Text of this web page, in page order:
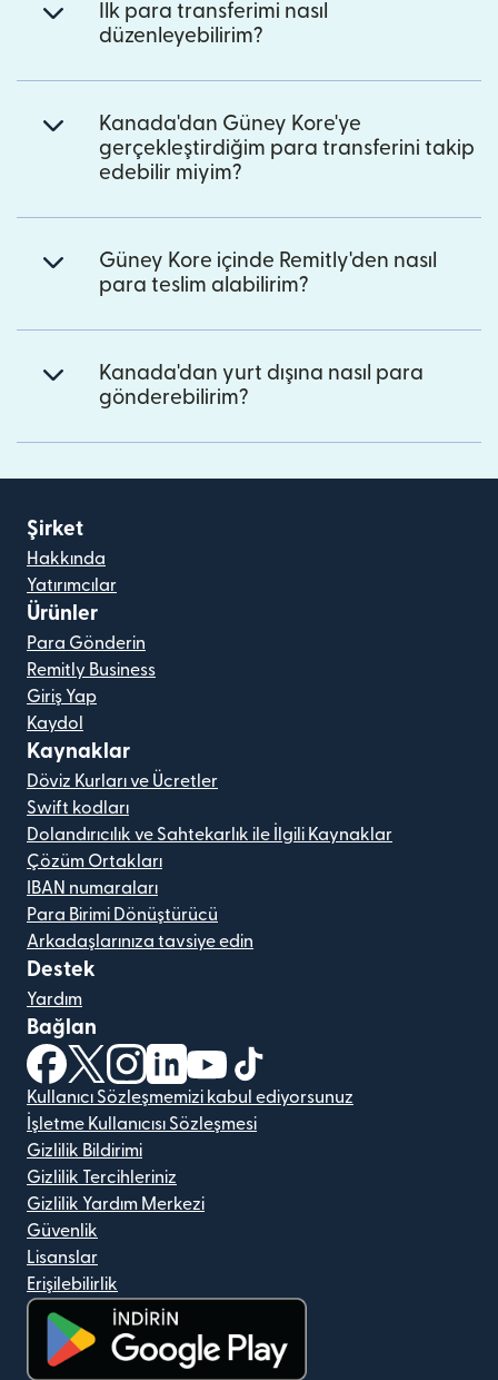
İlk para transferimi nasıl
düzenleyebilirim?
Kanada'dan Güney Kore'ye
gerçekleştirdiğim para transferini takip
edebilir miyim?
Güney Kore içinde Remitly'den nasıl
para teslim alabilirim?
Kanada'dan yurt dışına nasıl para
gönderebilirim?
Şirket
Hakkında
Yatırımcılar
Ürünler
Para Gönderin
Remitly Business
Giriş Yap
Kaydol
Kaynaklar
Döviz Kurları ve Ücretler
Swift kodları
Dolandırıcılık ve Sahtekarlık ile İlgili Kaynaklar
Çözüm Ortakları
IBAN numaraları
Para Birimi Dönüştürücü
Arkadaşlarınıza tavsiye edin
Destek
Yardım
Bağlan
(yeni pencerede açılır)
(yeni pencerede açılır)
(yeni pencerede açılır)
(yeni pencerede açılır)
(yeni pencerede açılır)
Kullanıcı Sözleşmemizi kabul ediyorsunuz
İşletme Kullanıcısı Sözleşmesi
Gizlilik Bildirimi
Gizlilik Tercihleriniz
Gizlilik Yardım Merkezi
Güvenlik
Lisanslar
Erişilebilirlik